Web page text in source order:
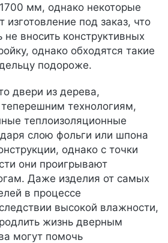
мм, однако некоторые
под заказ, что
вносить конструктивных
однако обходятся такие
подороже.
двери из дерева,
технологиям,
теплоизоляционные
слою фольги или шпона
однако с точки
они проигрывают
Даже изделия от самых
в процессе
высокой влажности,
жизнь дверным
могут помочь